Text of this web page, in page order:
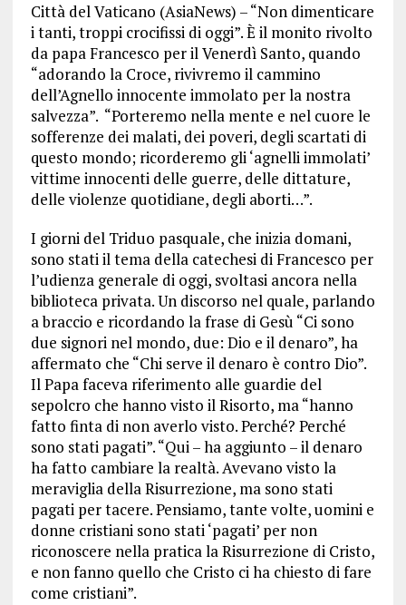
Città del Vaticano (AsiaNews) – “Non dimenticare
i tanti, troppi crocifissi di oggi”. È il monito rivolto
da papa Francesco per il Venerdì Santo, quando
“adorando la Croce, rivivremo il cammino
dell’Agnello innocente immolato per la nostra
salvezza”. “Porteremo nella mente e nel cuore le
sofferenze dei malati, dei poveri, degli scartati di
questo mondo; ricorderemo gli ‘agnelli immolati’
vittime innocenti delle guerre, delle dittature,
delle violenze quotidiane, degli aborti…”.
I giorni del Triduo pasquale, che inizia domani,
sono stati il tema della catechesi di Francesco per
l’udienza generale di oggi, svoltasi ancora nella
biblioteca privata. Un discorso nel quale, parlando
a braccio e ricordando la frase di Gesù “Ci sono
due signori nel mondo, due: Dio e il denaro”, ha
affermato che “Chi serve il denaro è contro Dio”.
Il Papa faceva riferimento alle guardie del
sepolcro che hanno visto il Risorto, ma “hanno
fatto finta di non averlo visto. Perché? Perché
sono stati pagati”. “Qui – ha aggiunto – il denaro
ha fatto cambiare la realtà. Avevano visto la
meraviglia della Risurrezione, ma sono stati
pagati per tacere. Pensiamo, tante volte, uomini e
donne cristiani sono stati ‘pagati’ per non
riconoscere nella pratica la Risurrezione di Cristo,
e non fanno quello che Cristo ci ha chiesto di fare
come cristiani”.